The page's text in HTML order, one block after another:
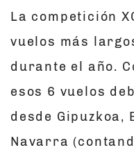
La competición
vuelos más
durante el año.
esos 6 vuelos
desde Gipuzkoa,
Navarra